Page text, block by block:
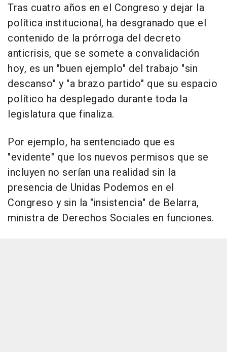
Tras cuatro años en el Congreso y dejar la
política institucional, ha desgranado que el
contenido de la prórroga del decreto
anticrisis, que se somete a convalidación
hoy, es un "buen ejemplo" del trabajo "sin
descanso" y "a brazo partido" que su espacio
político ha desplegado durante toda la
legislatura que finaliza.
Por ejemplo, ha sentenciado que es
"evidente" que los nuevos permisos que se
incluyen no serían una realidad sin la
presencia de Unidas Podemos en el
Congreso y sin la "insistencia" de Belarra,
ministra de Derechos Sociales en funciones.